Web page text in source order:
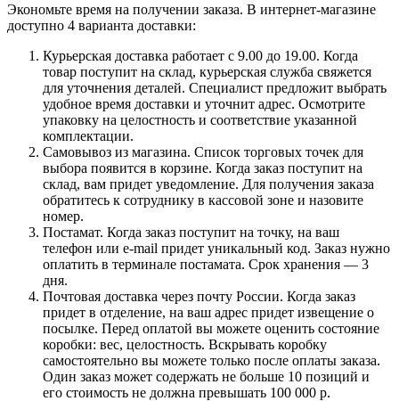
Экономьте время на получении заказа. В интернет-магазине
доступно 4 варианта доставки:
Курьерская доставка работает с 9.00 до 19.00. Когда
товар поступит на склад, курьерская служба свяжется
для уточнения деталей. Специалист предложит выбрать
удобное время доставки и уточнит адрес. Осмотрите
упаковку на целостность и соответствие указанной
комплектации.
Самовывоз из магазина. Список торговых точек для
выбора появится в корзине. Когда заказ поступит на
склад, вам придет уведомление. Для получения заказа
обратитесь к сотруднику в кассовой зоне и назовите
номер.
Постамат. Когда заказ поступит на точку, на ваш
телефон или e-mail придет уникальный код. Заказ нужно
оплатить в терминале постамата. Срок хранения — 3
дня.
Почтовая доставка через почту России. Когда заказ
придет в отделение, на ваш адрес придет извещение о
посылке. Перед оплатой вы можете оценить состояние
коробки: вес, целостность. Вскрывать коробку
самостоятельно вы можете только после оплаты заказа.
Один заказ может содержать не больше 10 позиций и
его стоимость не должна превышать 100 000 р.